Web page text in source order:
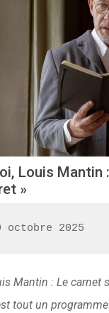
Louis Mantin
»
2025
Mantin : Le carnet
tout un